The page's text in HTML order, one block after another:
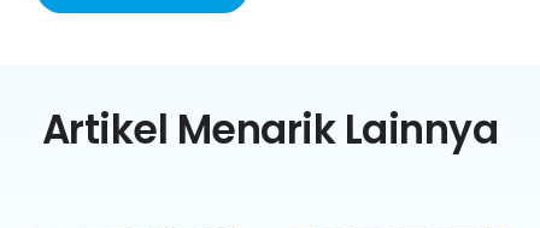
Artikel Menarik Lainnya